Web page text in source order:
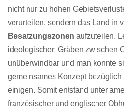
nicht nur zu hohen
verurteilen, sondern das Land in
Besatzungszonen aufzuteilen.
ideologischen Gräben zwischen
unüberwindbar und man konnte
gemeinsames Konzept bezüglich
einigen. Somit entstand unter
französischer und englischer